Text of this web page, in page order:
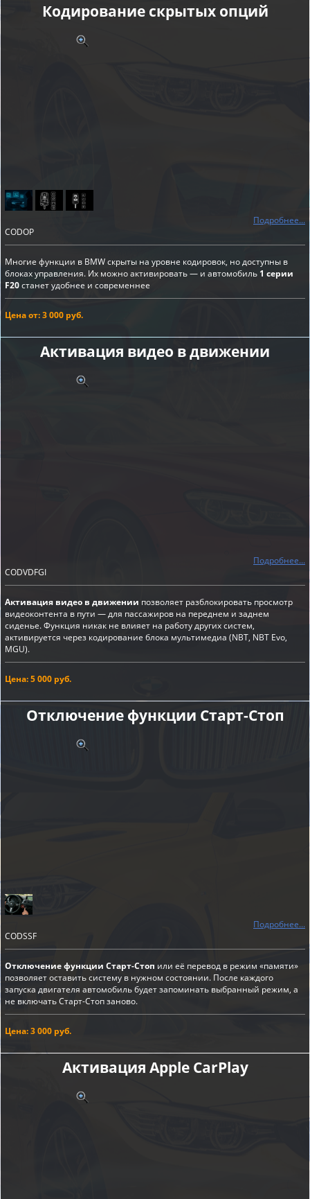
Кодирование скрытых опций
Подробнее...
CODOP
Многие функции в BMW скрыты на уровне кодировок, но доступны в
блоках управления. Их можно активировать — и автомобиль 1 серии
F20станет удобнее и современнее
Цена от: 3 000 руб.
Активация видео в движении
Подробнее...
CODVDFGI
Активация видео в движении позволяет разблокировать просмотр
видеоконтента в пути — для пассажиров на переднем и заднем
сиденье. Функция никак не влияет на работу других систем,
активируется через кодирование блока мультимедиа (NBT, NBT Evo,
MGU).
Цена: 5 000 руб.
Отключение функции Старт-Cтоп
Подробнее...
CODSSF
Отключение функции Старт-Стоп или её перевод в режим «памяти»
позволяет оставить систему в нужном состоянии. После каждого
запуска двигателя автомобиль будет запоминать выбранный режим, а
не включать Старт-Стоп заново.
Цена: 3 000 руб.
Активация Apple CarPlay